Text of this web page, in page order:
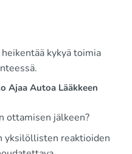
kykyä toimia
Ajaa Autoa Lääkkeen
ottamisen jälkeen?
yksilöllisten reaktioiden